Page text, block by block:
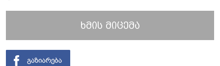
ხმის მიცემა